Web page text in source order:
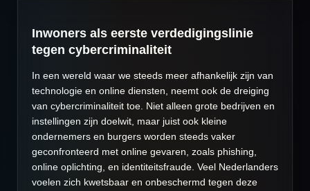
Inwoners als eerste verdedigingslinie
tegen cybercriminaliteit
In een wereld waar we steeds meer afhankelijk zijn van
technologie en online diensten, neemt ook de dreiging
van cybercriminaliteit toe. Niet alleen grote bedrijven en
instellingen zijn doelwit, maar juist ook kleine
ondernemers en burgers worden steeds vaker
geconfronteerd met online gevaren, zoals phishing,
online oplichting, en identiteitsfraude. Veel Nederlanders
voelen zich kwetsbaar en onbeschermd tegen deze